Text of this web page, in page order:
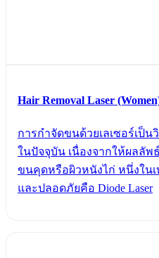
Hair Removal Laser
การกำจัดขนด้วยเลเซอร์เป็
ในปัจจุบัน เนื่องจากให้ผลลั
ขนคุดหรือผิวหนังไก่ หนึ่งใน
และปลอดภัยคือ Diode Laser